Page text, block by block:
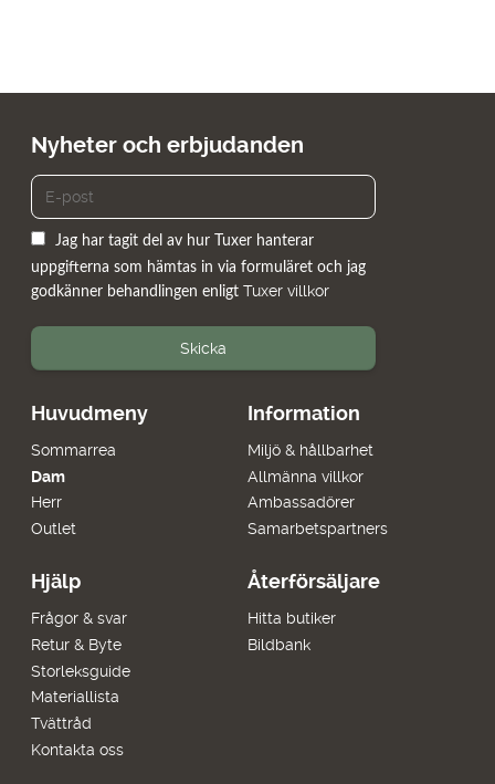
Huvudmeny
Sommarrea
Dam
Herr
Outlet
Information
Miljö & hållbarhet
Allmänna villkor
Ambassadörer
Samarbetspartners
Hjälp
Frågor & svar
Retur & Byte
Storleksguide
Materiallista
Tvättråd
Kontakta oss
Återförsäljare
Hitta butiker
Bildbank
Nyheter och erbjudanden
Jag har tagit del av hur Tuxer hanterar
uppgifterna som hämtas in via formuläret och jag
godkänner behandlingen enligt Tuxer villkor
Skicka